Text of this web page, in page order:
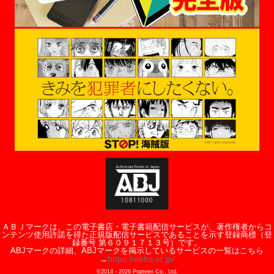
ＡＢＪマークは、この電子書店・電子書籍配信サービスが、著作権者からコ
ンテンツ使用許諾を得た正規版配信サービスであることを示す登録商標（登
録番号 第６０９１７１３号）です。
ABJマークの詳細、ABJマークを掲示しているサービスの一覧はこちら
→ https://aebs.or.jp/
©2014 - 2026Popteen Co., Ltd.